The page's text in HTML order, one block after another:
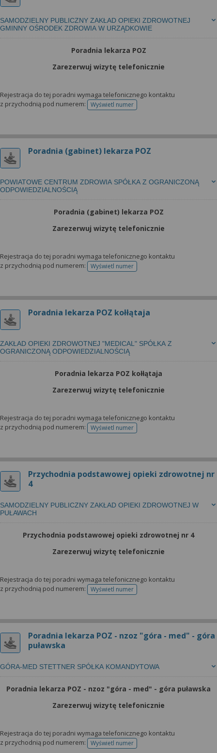
SAMODZIELNY PUBLICZNY ZAKŁAD OPIEKI ZDROWOTNEJ
GMINNY OŚRODEK ZDROWIA W URZĄDKOWIE
Poradnia lekarza POZ
Zarezerwuj wizytę telefonicznie
Rejestracja do tej poradni wymaga telefonicznego kontaktu
z przychodnią pod numerem:
Wyświetl numertelefonu do rejestracji
Poradnia (gabinet) lekarza POZ
POWIATOWE CENTRUM ZDROWIA SPÓŁKA Z OGRANICZONĄ
ODPOWIEDZIALNOŚCIĄ
Poradnia (gabinet) lekarza POZ
Zarezerwuj wizytę telefonicznie
Rejestracja do tej poradni wymaga telefonicznego kontaktu
z przychodnią pod numerem:
Wyświetl numertelefonu do rejestracji
Poradnia lekarza POZ kołłątaja
ZAKŁAD OPIEKI ZDROWOTNEJ "MEDICAL" SPÓŁKA Z
OGRANICZONĄ ODPOWIEDZIALNOŚCIĄ
Poradnia lekarza POZ kołłątaja
Zarezerwuj wizytę telefonicznie
Rejestracja do tej poradni wymaga telefonicznego kontaktu
z przychodnią pod numerem:
Wyświetl numertelefonu do rejestracji
Przychodnia podstawowej opieki zdrowotnej nr
4
SAMODZIELNY PUBLICZNY ZAKŁAD OPIEKI ZDROWOTNEJ W
PUŁAWACH
Przychodnia podstawowej opieki zdrowotnej nr 4
Zarezerwuj wizytę telefonicznie
Rejestracja do tej poradni wymaga telefonicznego kontaktu
z przychodnią pod numerem:
Wyświetl numertelefonu do rejestracji
Poradnia lekarza POZ - nzoz "góra - med" - góra
puławska
GÓRA-MED STETTNER SPÓŁKA KOMANDYTOWA
Poradnia lekarza POZ - nzoz "góra - med" - góra puławska
Zarezerwuj wizytę telefonicznie
Rejestracja do tej poradni wymaga telefonicznego kontaktu
z przychodnią pod numerem:
Wyświetl numertelefonu do rejestracji